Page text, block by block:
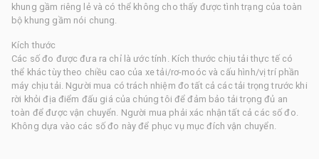
khung gầm riêng lẻ và có thể không cho thấy được tình trạng của toàn
bộ khung gầm nói chung.
Kích thước
Các số đo được đưa ra chỉ là ước tính. Kích thước chịu tải thực tế có
thể khác tùy theo chiều cao của xe tải/rơ-moóc và cấu hình/vị trí phần
máy chịu tải. Người mua có trách nhiệm đo tất cả các tải trọng trước khi
rời khỏi địa điểm đấu giá của chúng tôi để đảm bảo tải trọng đủ an
toàn để được vận chuyển. Người mua phải xác nhận tất cả các số đo.
Không dựa vào các số đo này để phục vụ mục đích vận chuyển.